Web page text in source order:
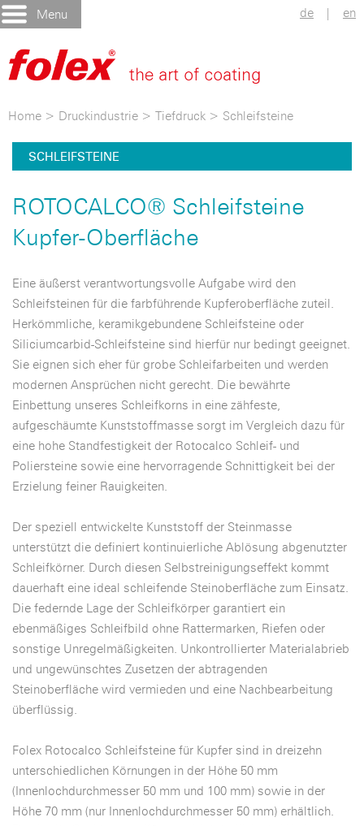
Menu de | en
Home > Druckindustrie > Tiefdruck > Schleifsteine
SCHLEIFSTEINE
ROTOCALCO® Schleifsteine
Kupfer-Oberfläche
Eine äußerst verantwortungsvolle Aufgabe wird den
Schleifsteinen für die farbführende Kupferoberfläche zuteil.
Herkömmliche, keramikgebundene Schleifsteine oder
Siliciumcarbid-Schleifsteine sind hierfür nur bedingt geeignet.
Sie eignen sich eher für grobe Schleifarbeiten und werden
modernen Ansprüchen nicht gerecht. Die bewährte
Einbettung unseres Schleifkorns in eine zähfeste,
aufgeschäumte Kunststoffmasse sorgt im Vergleich dazu für
eine hohe Standfestigkeit der Rotocalco Schleif- und
Poliersteine sowie eine hervorragende Schnittigkeit bei der
Erzielung feiner Rauigkeiten.
Der speziell entwickelte Kunststoff der Steinmasse
unterstützt die definiert kontinuierliche Ablösung abgenutzter
Schleifkörner. Durch diesen Selbstreinigungseffekt kommt
dauerhaft eine ideal schleifende Steinoberfläche zum Einsatz.
Die federnde Lage der Schleifkörper garantiert ein
ebenmäßiges Schleifbild ohne Rattermarken, Riefen oder
sonstige Unregelmäßigkeiten. Unkontrollierter Materialabrieb
und ungewünschtes Zusetzen der abtragenden
Steinoberfläche wird vermieden und eine Nachbearbeitung
überflüssig.
Folex Rotocalco Schleifsteine für Kupfer sind in dreizehn
unterschiedlichen Körnungen in der Höhe 50 mm
(Innenlochdurchmesser 50 mm und 100 mm) sowie in der
Höhe 70 mm (nur Innenlochdurchmesser 50 mm) erhältlich.